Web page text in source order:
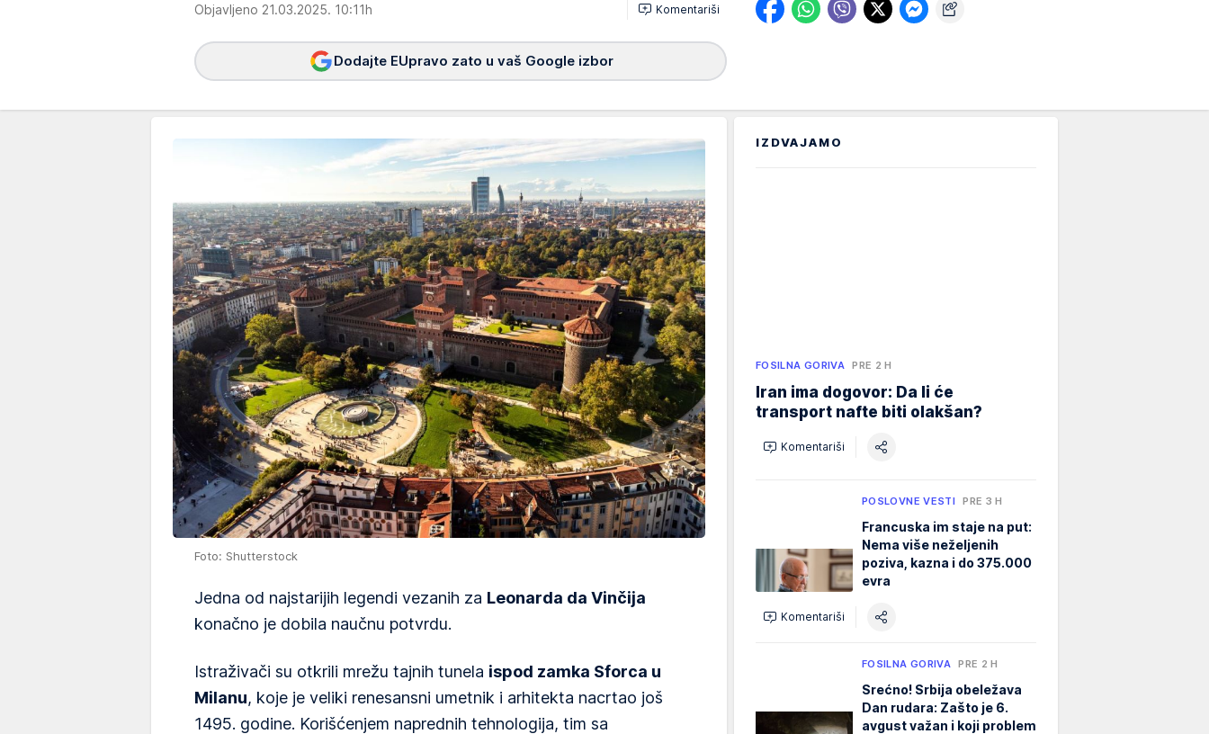
Objavljeno 21.03.2025. 10:11h Komentariši
Dodajte EUpravo zato u vaš Google izbor
Foto: Shutterstock
Jedna od najstarijih legendi vezanih za Leonarda da Vinčija
konačno je dobila naučnu potvrdu.
Istraživači su otkrili mrežu tajnih tunela ispod zamka Sforca u
Milanu, koje je veliki renesansni umetnik i arhitekta nacrtao još
1495. godine. Korišćenjem naprednih tehnologija, tim sa
IZDVAJAMO
FOSILNA GORIVA PRE 2 H
Iran ima dogovor: Da li će
transport nafte biti olakšan?
Komentariši
POSLOVNE VESTI PRE 3 H
Francuska im staje na put:
Nema više neželjenih
poziva, kazna i do 375.000
evra
Komentariši
FOSILNA GORIVA PRE 2 H
Srećno! Srbija obeležava
Dan rudara: Zašto je 6.
avgust važan i koji problem